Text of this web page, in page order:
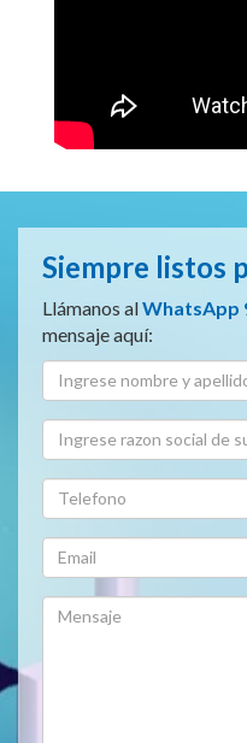
Siempre listos
Llámanos alWhatsApp
mensaje aquí: